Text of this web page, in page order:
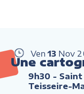
Ven 13 Nov
Une
9h30 -
Teisseire-